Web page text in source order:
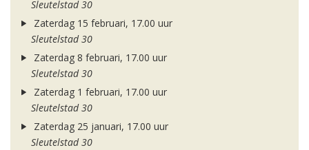
Sleutelstad 30
Zaterdag 15 februari, 17.00 uur
Sleutelstad 30
Zaterdag 8 februari, 17.00 uur
Sleutelstad 30
Zaterdag 1 februari, 17.00 uur
Sleutelstad 30
Zaterdag 25 januari, 17.00 uur
Sleutelstad 30